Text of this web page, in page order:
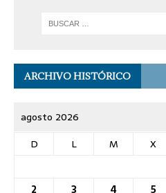
ARCHIVO HISTÓRICO
agosto 2026
D
L M X
2
3 4 5